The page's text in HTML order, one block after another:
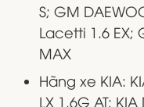
S; GM
Lacetti 1.6 EX;
MAX
Hãng xe KIA:
LX 1.6G AT;